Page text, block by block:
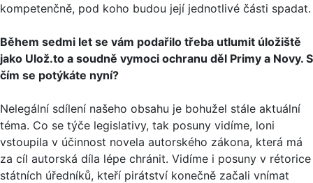
kompetenčně, pod koho budou její jednotlivé části spadat.
Během sedmi let se vám podařilo třeba utlumit úložiště
jako Ulož.to a soudně vymoci ochranu děl Primy a Novy. S
čím se potýkáte nyní?
Nelegální sdílení našeho obsahu je bohužel stále aktuální
téma. Co se týče legislativy, tak posuny vidíme, loni
vstoupila v účinnost novela autorského zákona, která má
za cíl autorská díla lépe chránit. Vidíme i posuny v rétorice
státních úředníků, kteří pirátství konečně začali vnímat